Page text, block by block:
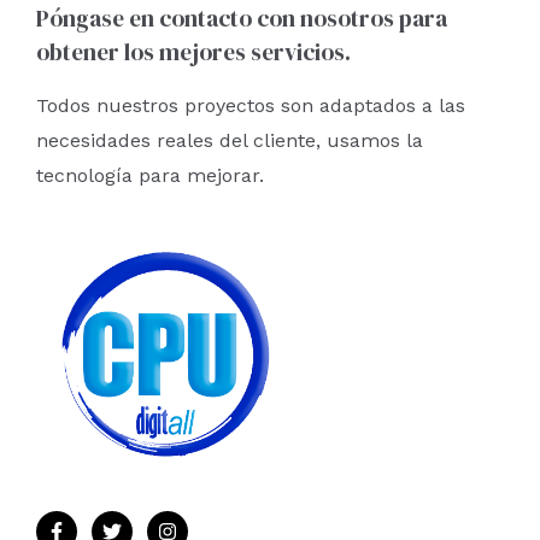
Póngase en contacto con nosotros para
obtener los mejores servicios.
Todos nuestros proyectos son adaptados a las
necesidades reales del cliente, usamos la
tecnología para mejorar.